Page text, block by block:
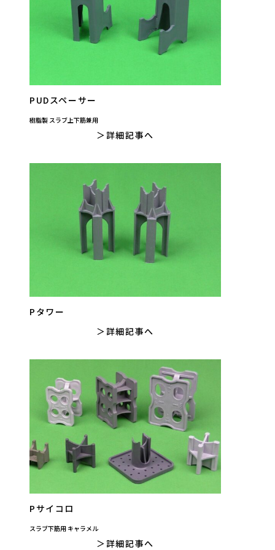
PUDスペーサー
樹脂製 スラブ上下筋兼用
詳細記事へ
Pタワー
詳細記事へ
Pサイコロ
スラブ下筋用 キャラメル
詳細記事へ